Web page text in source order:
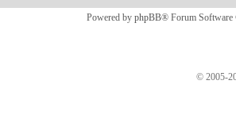
Powered by phpBB® Forum
© 2005-